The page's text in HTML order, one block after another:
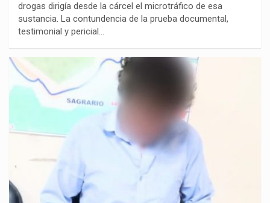
drogas dirigía desde la cárcel el microtráfico de esa
sustancia. La contundencia de la prueba documental,
testimonial y pericial…